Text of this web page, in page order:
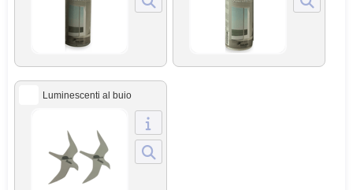
Luminescenti al buio